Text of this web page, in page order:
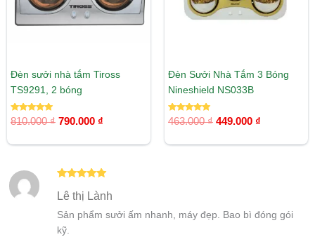
Đèn sưởi nhà tắm Tiross
TS9291, 2 bóng
Được xếp
hạng
810.000₫ 790.000 ₫
Đèn Sưởi Nhà Tắm 3 Bóng
Nineshield NS033B
Được xếp
hạng
463.000₫ 449.000 ₫
hạng55
Lê thị Lành
Sản phẩm sưởi ấm nhanh, máy đẹp. Bao bì đóng gói
kỹ.